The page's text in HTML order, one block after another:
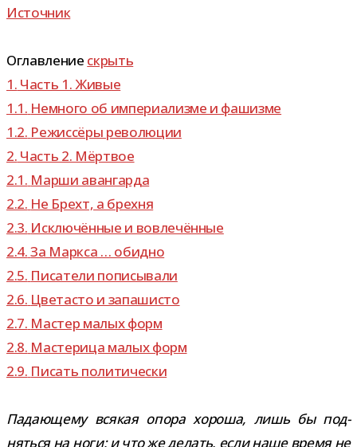
Источник
Оглавление скрыть
1. Часть 1. Живые
1.1. Немного об импе­ри­а­лизме и фашизме
1.2. Режиссёры рево­лю­ции
2. Часть 2. Мёртвое
2.1. Марши аван­гарда
2.2. Не Брехт, а брехня
2.3. Исключённые и вовлечённые
2.4.За Маркса … обидно
2.5. Писатели попи­сы­вали
2.6. Цветасто и запашисто
2.7. Мастер малых форм
2.8. Мастерица малых форм
2.9. Писать поли­ти­че­ски
Падающему вся­кая опора хороша, лишь бы под­
няться на ноги; и что же делать, если наше время не